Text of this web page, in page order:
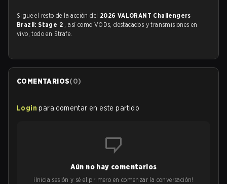
Sigue el resto de la acción del 2026 VALORANT Challengers
Brazil: Stage 2 , así como VODs, destacados y transmisiones en
vivo, todo en Strafe.
COMENTARIOS(0)
Login para comentar en este partido
Aún no hay comentarios
¡Inicia sesión y sé el primero en comenzar la conversación!